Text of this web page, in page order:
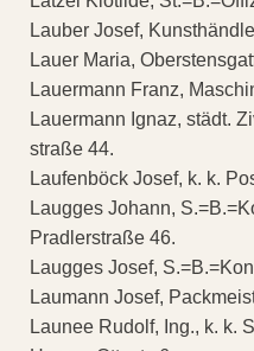
Lauber Josef,
Lauer Maria,
Lauermann Franz,
Lauermann Ignaz, städt.
straße 44.
Laufenböck Josef, k. k.
Laugges Johann,
Pradlerstraße 46.
Laugges Josef,
Laumann Josef,
Launee Rudolf, Ing., k. k.